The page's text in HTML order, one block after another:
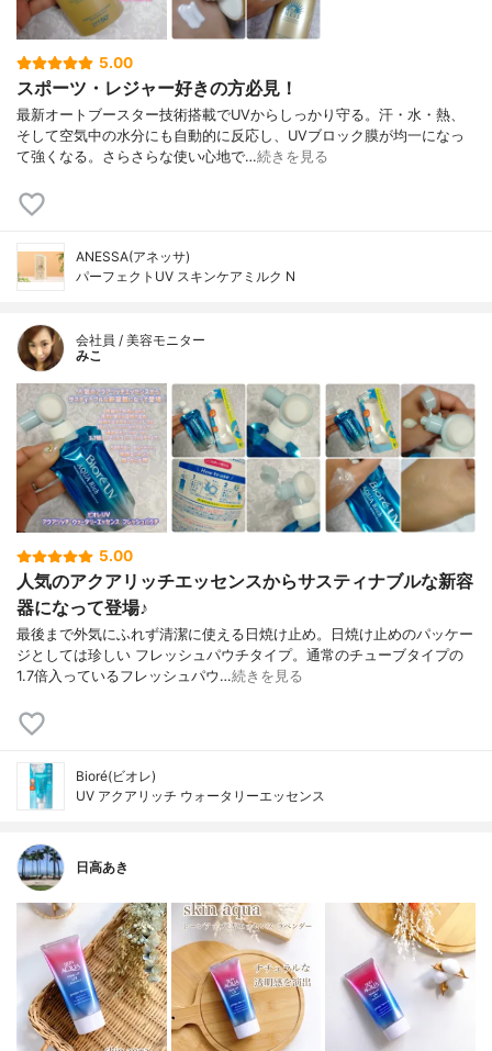
5.00
スポーツ・レジャー好きの方必見！
最新オートブースター技術搭載でUVからしっかり守る。汗・水・熱、
そして空気中の水分にも自動的に反応し、UVブロック膜が均一になっ
て強くなる。さらさらな使い心地で…続きを見る
ANESSA(アネッサ)
パーフェクトUV スキンケアミルク N
会社員 / 美容モニター
みこ
5.00
人気のアクアリッチエッセンスからサスティナブルな新容
器になって登場♪
最後まで外気にふれず清潔に使える日焼け止め。日焼け止めのパッケー
ジとしては珍しい フレッシュパウチタイプ。通常のチューブタイプの
1.7倍入っているフレッシュパウ…続きを見る
Bioré(ビオレ)
UV アクアリッチ ウォータリーエッセンス
日高あき